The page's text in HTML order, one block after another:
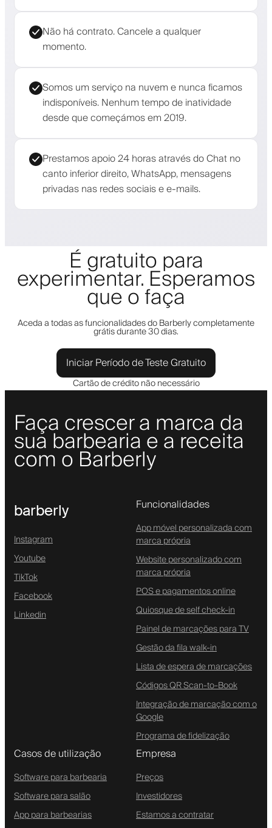
Não há contrato. Cancele a qualquer
momento.
Somos um serviço na nuvem e nunca ficamos
indisponíveis. Nenhum tempo de inatividade
desde que começámos em 2019.
Prestamos apoio 24 horas através do Chat no
canto inferior direito, WhatsApp, mensagens
privadas nas redes sociais e e-mails.
É gratuito para
experimentar. Esperamos
que o faça
Aceda a todas as funcionalidades do Barberly completamente
grátis durante 30 dias.
Iniciar Período de Teste Gratuito
Cartão de crédito não necessário
Faça crescer a marca da
sua barbearia e a receita
com o Barberly
barberly
Instagram
Youtube
TikTok
Facebook
Linkedin
Funcionalidades
App móvel personalizada com
marca própria
Website personalizado com
marca própria
POS e pagamentos online
Quiosque de self check-in
Painel de marcações para TV
Gestão da fila walk-in
Lista de espera de marcações
Códigos QR Scan-to-Book
Integração de marcação com o
Google
Programa de fidelização
Casos de utilização
Software para barbearia
Software para salão
App para barbearias
Empresa
Preços
Investidores
Estamos a contratar